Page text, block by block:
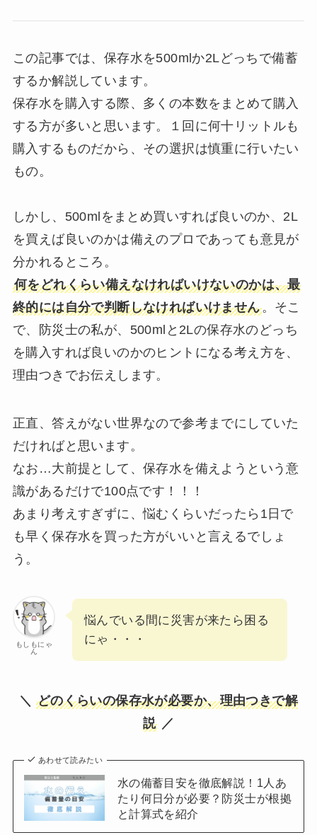
この記事では、保存水を500mlか2Lどっちで備蓄
するか解説しています。
保存水を購入する際、多くの本数をまとめて購入
する方が多いと思います。１回に何十リットルも
購入するものだから、その選択は慎重に行いたい
もの。
しかし、500mlをまとめ買いすれば良いのか、2L
を買えば良いのかは備えのプロであっても意見が
分かれるところ。
何をどれくらい備えなければいけないのかは、最
終的には自分で判断しなければいけません。そこ
で、防災士の私が、500mlと2Lの保存水のどっち
を購入すれば良いのかのヒントになる考え方を、
理由つきでお伝えします。
正直、答えがない世界なので参考までにしていた
だければと思います。
なお…大前提として、保存水を備えようという意
識があるだけで100点です！！！
あまり考えすぎずに、悩むくらいだったら1日で
も早く保存水を買った方がいいと言えるでしょ
う。
もしもにゃ
ん
悩んでいる間に災害が来たら困る
にゃ・・・
＼ どのくらいの保存水が必要か、理由つきで解
説 ／
あわせて読みたい
水の備蓄目安を徹底解説！1人あ
たり何日分が必要？防災士が根拠
と計算式を紹介